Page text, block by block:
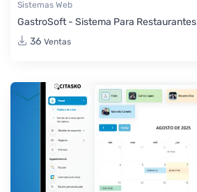
Sistemas Web
GastroSoft - Sistema Para Restaurantes
36 Ventas